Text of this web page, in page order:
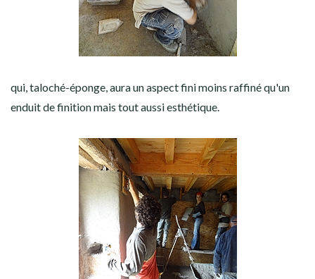
qui, taloché-éponge, aura un aspect fini moins raffiné qu'un
enduit de finition mais tout aussi esthétique.